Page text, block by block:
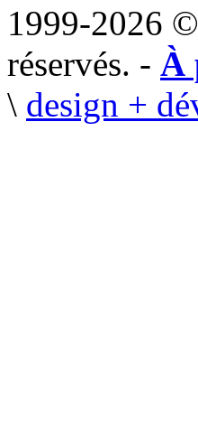
1999-2026
réservés. - À
\ design +